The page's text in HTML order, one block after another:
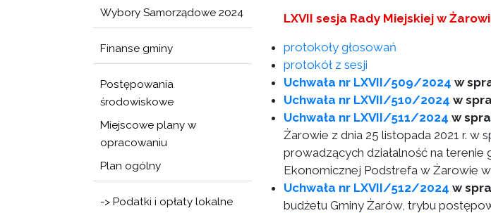
Wybory Samorządowe 2024
Finanse gminy
Postępowania
środowiskowe
Miejscowe plany w
opracowaniu
Plan ogólny
-> Podatki i opłaty lokalne
LXVII sesja Rady Miejskiej w
protokoły głosowań
protokół z sesji
Uchwała nr LXVII/509/2024 w
Uchwała nr LXVII/510/2024 w
Uchwała nr LXVII/511/2024 w
Żarowie z dnia 25 listopada 2021 r.
prowadzących działalność na
Ekonomicznej Podstrefa w Żarowie
Uchwała nr LXVII/512/2024 w
budżetu Gminy Żarów, trybu